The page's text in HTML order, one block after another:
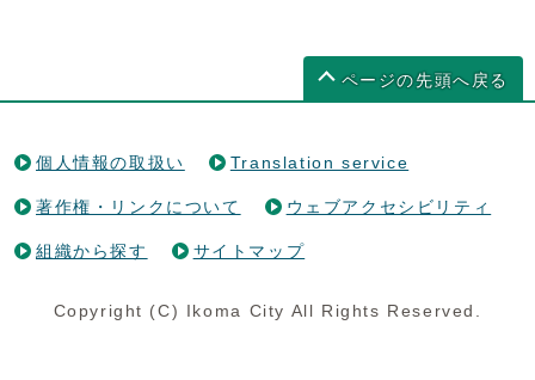
ページの先頭へ戻る
個人情報の取扱い Translation service
著作権・リンクについて ウェブアクセシビリティ
組織から探す サイトマップ
Copyright (C) Ikoma City All Rights Reserved.